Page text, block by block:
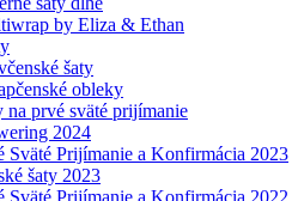
by Eliza & Ethan
šaty
obleky
na prvé sväté prijímanie
2024
Sväté Prijímanie a Konfirmácia 2023
šaty 2023
Sväté Prijímanie a Konfirmácia 2022